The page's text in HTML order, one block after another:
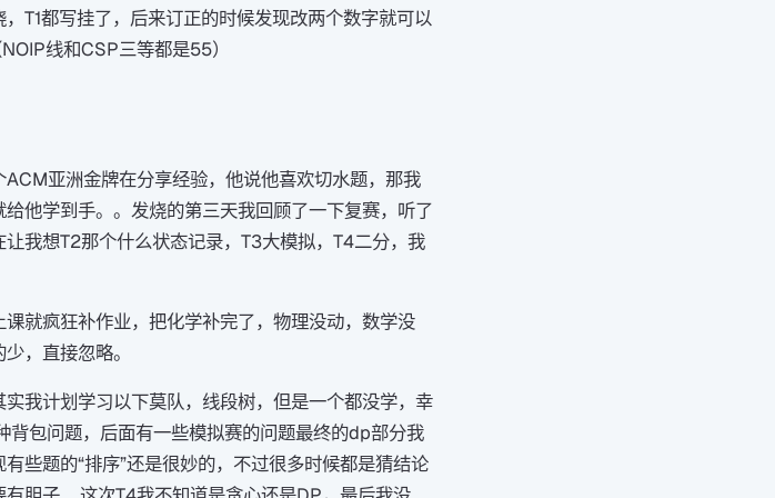
T1都写挂了，后来订正的时候发现改两个数字就可以
线和CSP三等都是55）
亚洲金牌在分享经验，他说他喜欢切水题，那我
他学到手。。发烧的第三天我回顾了一下复赛，听了
我想T2那个什么状态记录，T3大模拟，T4二分，我
就疯狂补作业，把化学补完了，物理没动，数学没
，直接忽略。
我计划学习以下莫队，线段树，但是一个都没学，幸
包问题，后面有一些模拟赛的问题最终的dp部分我
些题的“排序”还是很妙的，不过很多时候都是猜结论